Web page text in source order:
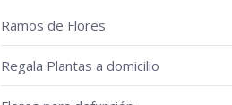
Ramos de Flores
Regala Plantas a domicilio